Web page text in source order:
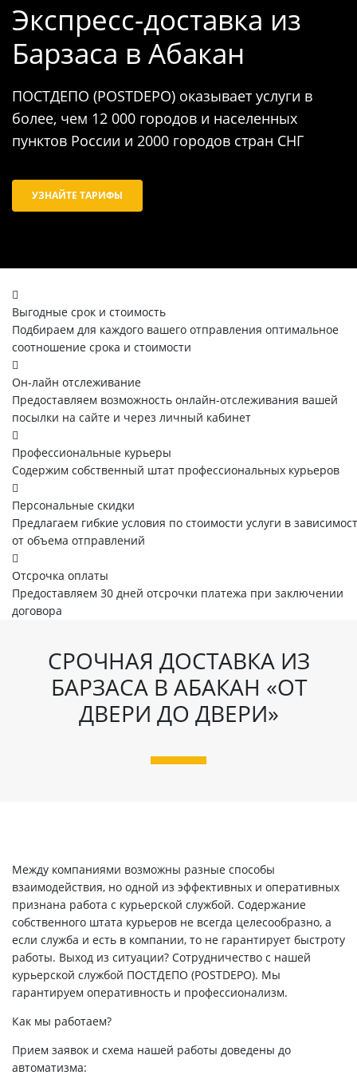
Экспресс-доставка из
Барзаса в Абакан
ПОСТДЕПО (POSTDEPO) оказывает услуги в
более, чем 12 000 городов и населенных
пунктов России и 2000 городов стран СНГ
УЗНАЙТЕ ТАРИФЫ
Выгодные срок и стоимость
Подбираем для каждого вашего отправления оптимальное
соотношение срока и стоимости
Он-лайн отслеживание
Предоставляем возможность онлайн-отслеживания вашей
посылки на сайте и через личный кабинет
Профессиональные курьеры
Содержим собственный штат профессиональных курьеров
Персональные скидки
Предлагаем гибкие условия по стоимости услуги в
от объема отправлений
Отсрочка оплаты
Предоставляем 30 дней отсрочки платежа при заключении
договора
СРОЧНАЯ ДОСТАВКА ИЗ
БАРЗАСА В АБАКАН «ОТ
ДВЕРИ ДО ДВЕРИ»
Между компаниями возможны разные способы
взаимодействия, но одной из эффективных и оперативных
признана работа с курьерской службой. Содержание
собственного штата курьеров не всегда целесообразно, а
если служба и есть в компании, то не гарантирует быстроту
работы. Выход из ситуации? Сотрудничество с нашей
курьерской службой ПОСТДЕПО (POSTDEPO). Мы
гарантируем оперативность и профессионализм.
Как мы работаем?
Прием заявок и схема нашей работы доведены до
автоматизма: